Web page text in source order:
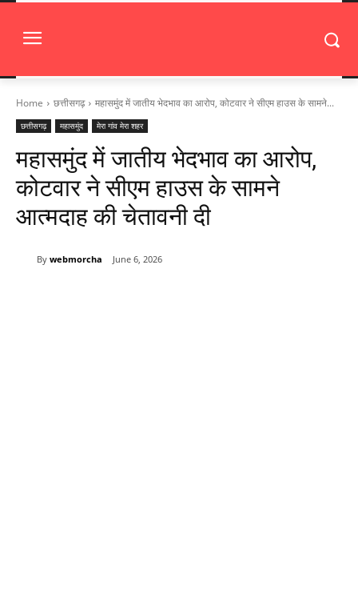
Home छत्तीसगढ़ महासमुंद में जातीय भेदभाव का आरोप, कोटवार ने सीएम हाउस के सामने...
छत्तीसगढ़ महासमुंद मेरा गांव मेरा शहर
महासमुंद में जातीय भेदभाव का आरोप,
कोटवार ने सीएम हाउस के सामने
आत्मदाह की चेतावनी दी
By webmorcha June 6, 2026